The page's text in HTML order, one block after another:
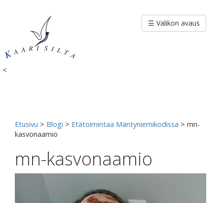
<
☰ Valikon avaus
Etusivu > Blogi > Etätoimintaa Mäntyniemikodissa > mn-
kasvonaamio
mn-kasvonaamio